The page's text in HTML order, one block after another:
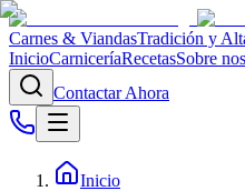
Carnes & ViandasTradición y
InicioCarniceríaRecetasSobre
Contactar Ahora
Inicio